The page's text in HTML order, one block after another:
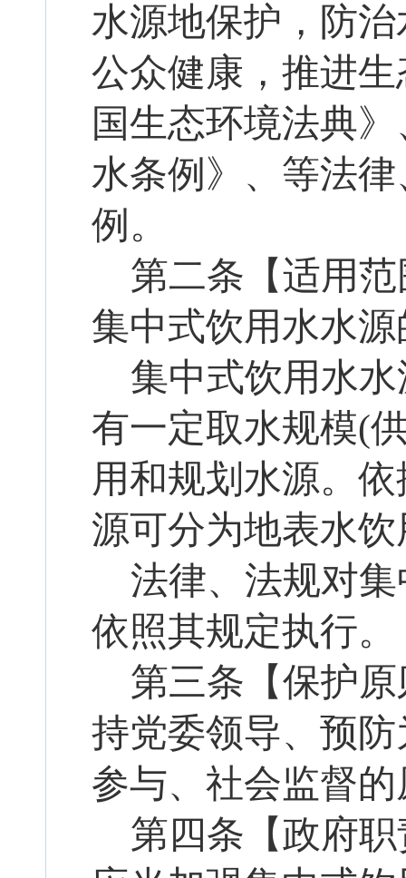
水源地保护，防
公众健康，推进
国生态环境法典》
水条例》 、 等法
例。
第二条【适用
集中式饮用水水
集中式饮用水
有一定取水规模(
用和规划水源。
源可分为地表水
法律、法规对
依照其规定执行。
第三条【保护
持党委领导、预
参与、 社会监督
第四条【政府